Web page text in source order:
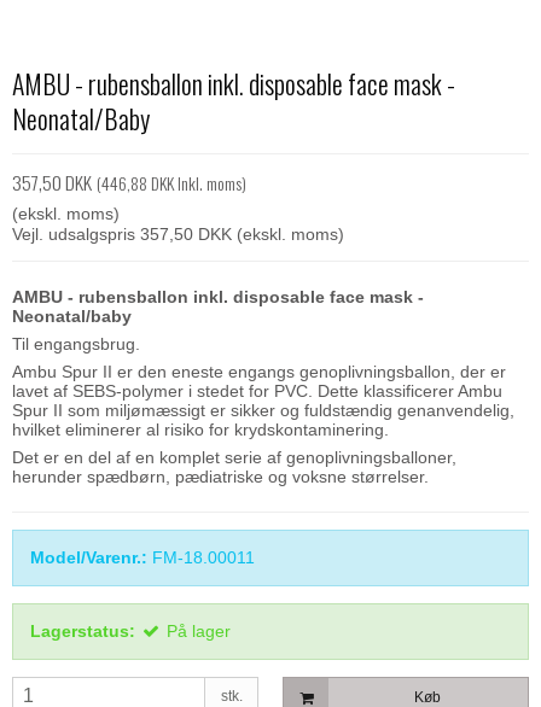
AMBU - rubensballon inkl. disposable face mask -
Neonatal/Baby
357,50 DKK (446,88 DKK Inkl. moms)
(ekskl. moms)
Vejl. udsalgspris 357,50 DKK (ekskl. moms)
AMBU - rubensballon inkl. disposable face mask -
Neonatal/baby
Til engangsbrug.
Ambu Spur II er den eneste engangs genoplivningsballon, der er
lavet af SEBS-polymer i stedet for PVC. Dette klassificerer Ambu
Spur II som miljømæssigt er sikker og fuldstændig genanvendelig,
hvilket eliminerer al risiko for krydskontaminering.
Det er en del af en komplet serie af genoplivningsballoner,
herunder spædbørn, pædiatriske og voksne størrelser.
Model/Varenr.: FM-18.00011
Lagerstatus: På lager
stk. Køb